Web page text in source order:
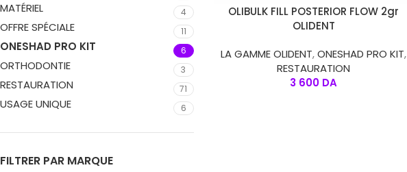
MATÉRIEL 4
OFFRE SPÉCIALE 11
ONESHAD PRO KIT 6
ORTHODONTIE 3
RESTAURATION 71
USAGE UNIQUE 6
FILTRER PAR MARQUE
CHOIX DES OPTIONS
OLIBULK FILL POSTERIOR FLOW 2gr
OLIDENT
LA GAMME OLIDENT,ONESHAD PRO KIT,
RESTAURATION
3 600 DA